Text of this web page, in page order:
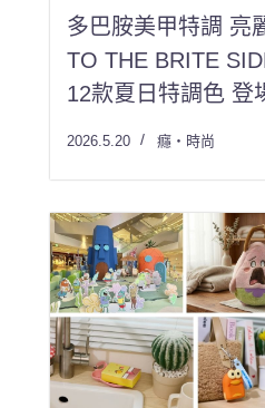
多巴胺美甲特調 亮
TO THE BRITE
12款夏日特調色 登
2026.5.20 癮・時尚